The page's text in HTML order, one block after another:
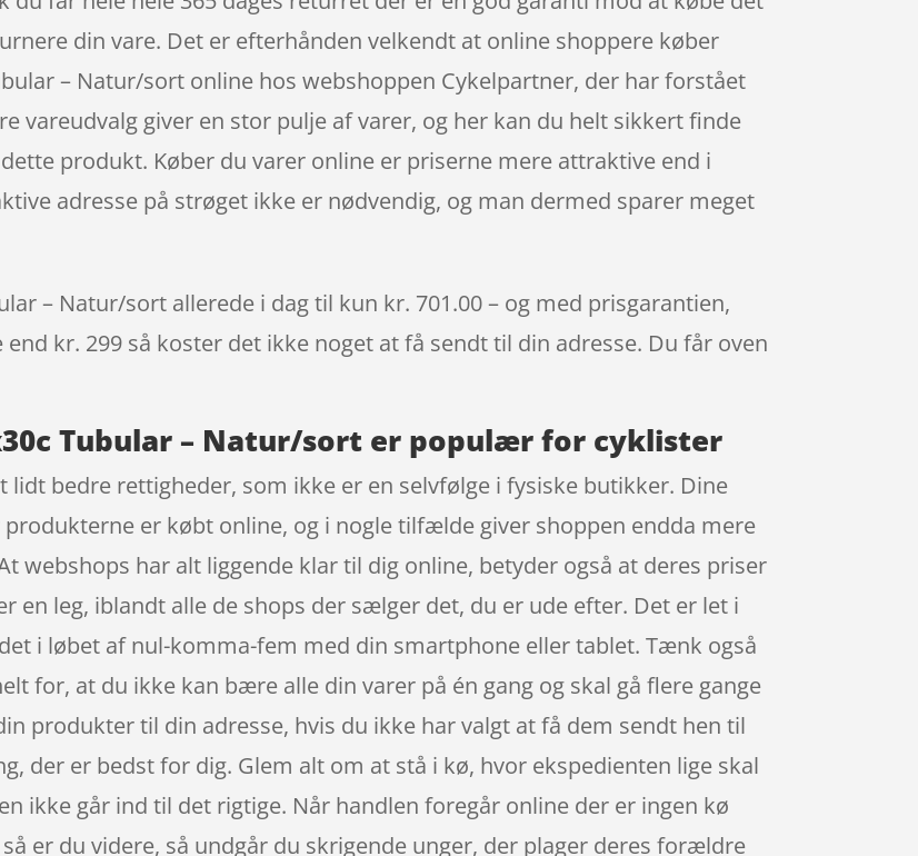
din vare. Det er efterhånden velkendt at online shoppere køber
– Natur/sort online hos webshoppen Cykelpartner, der har forstået
vareudvalg giver en stor pulje af varer, og her kan du helt sikkert finde
produkt. Køber du varer online er priserne mere attraktive end i
adresse på strøget ikke er nødvendig, og man dermed sparer meget
– Natur/sort allerede i dag til kun kr. 701.00 – og med prisgarantien,
kr. 299 så koster det ikke noget at få sendt til din adresse. Du får oven
Tubular – Natur/sort er populær for cyklister
bedre rettigheder, som ikke er en selvfølge i fysiske butikker. Dine
er købt online, og i nogle tilfælde giver shoppen endda mere
webshops har alt liggende klar til dig online, betyder også at deres priser
en leg, iblandt alle de shops der sælger det, du er ude efter. Det er let i
i løbet af nul-komma-fem med din smartphone eller tablet. Tænk også
for, at du ikke kan bære alle din varer på én gang og skal gå flere gange
produkter til din adresse, hvis du ikke har valgt at få dem sendt hen til
der er bedst for dig. Glem alt om at stå i kø, hvor ekspedienten lige skal
ikke går ind til det rigtige. Når handlen foregår online der er ingen kø
er du videre, så undgår du skrigende unger, der plager deres forældre